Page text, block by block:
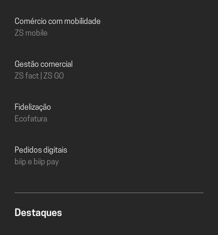
Comércio com mobilidade
ZS mobile
Gestão comercial
ZS fact | ZS GO
Fidelização
Ecofatura
Pedidos digitais
biip e biip pay
Destaques